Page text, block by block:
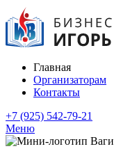
Главная
Организаторам
Контакты
+7 (925) 542-79-21
Меню